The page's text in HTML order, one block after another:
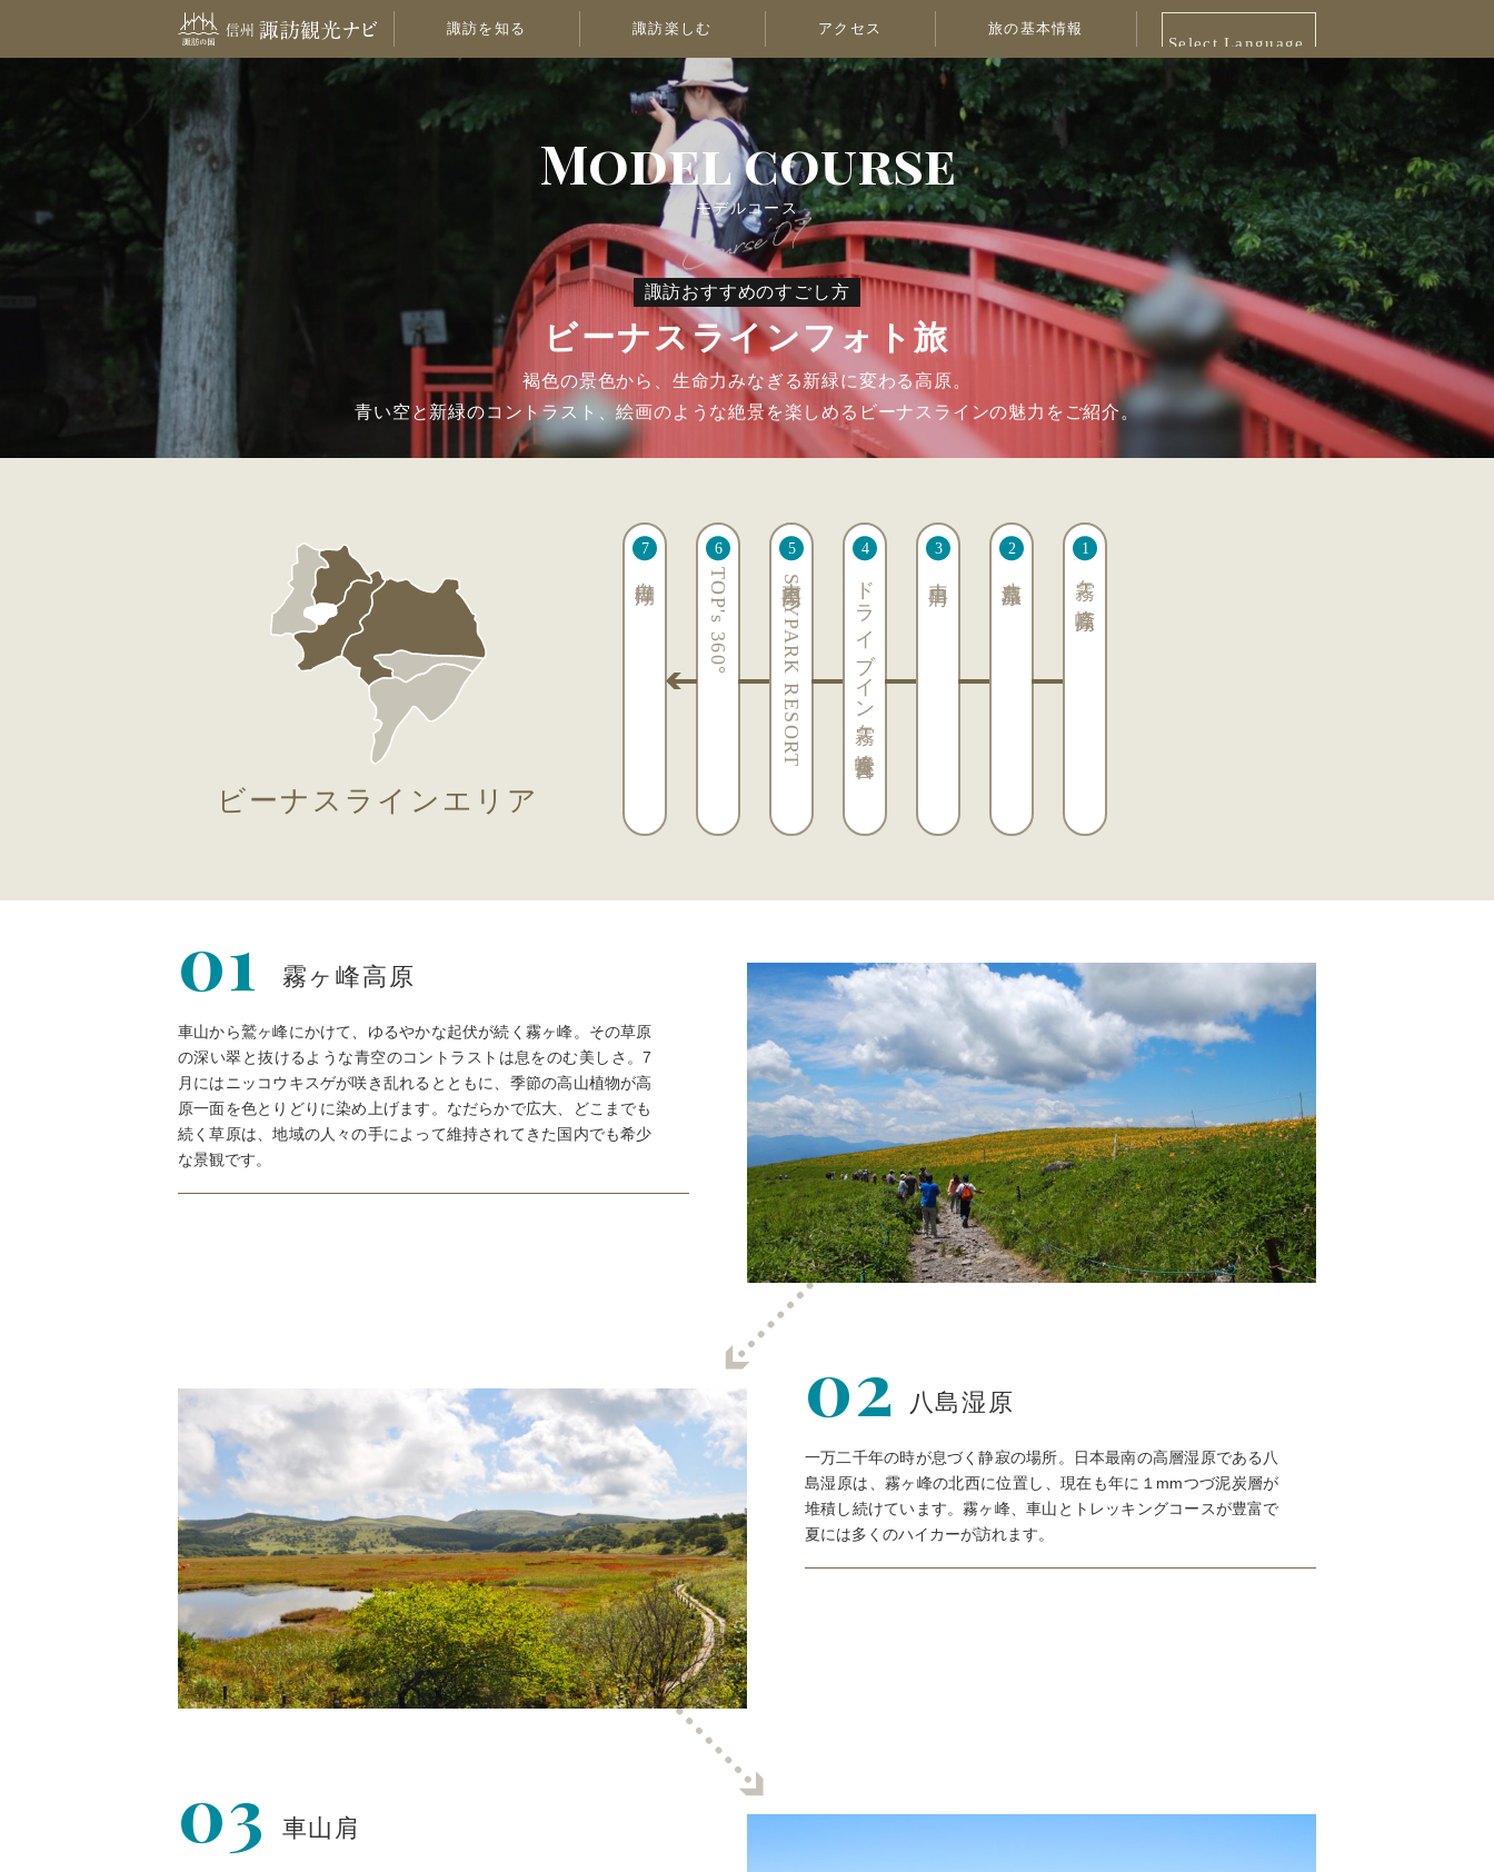
諏訪を知る 諏訪楽しむ アクセス 旅の基本情報
Select Language
Model course
モデルコース
諏訪おすすめのすごし方
ビーナスラインフォト旅
褐色の景色から、生命力みなぎる新緑に変わる高原。
青い空と新緑のコントラスト、絵画のような絶景を楽しめるビーナスラインの魅力をご紹介。
ビーナスラインエリア
霧ヶ峰高原
ドライブイン霧ヶ峰富士見台
車山高原SKYPARK RESORT
TOP's 360°
01 霧ヶ峰高原
車山から鷲ヶ峰にかけて、ゆるやかな起伏が続く霧ヶ峰。その草原
の深い翠と抜けるような青空のコントラストは息をのむ美しさ。7
月にはニッコウキスゲが咲き乱れるとともに、季節の高山植物が高
原一面を色とりどりに染め上げます。なだらかで広大、どこまでも
続く草原は、地域の人々の手によって維持されてきた国内でも希少
な景観です。
02 八島湿原
一万二千年の時が息づく静寂の場所。日本最南の高層湿原である八
島湿原は、霧ヶ峰の北西に位置し、現在も年に１mmつづ泥炭層が
堆積し続けています。霧ヶ峰、車山とトレッキングコースが豊富で
夏には多くのハイカーが訪れます。
03 車山肩